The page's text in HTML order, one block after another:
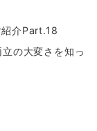
介Part.18
の大変さを知っ